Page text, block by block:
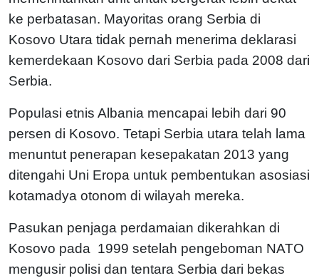
ke perbatasan. Mayoritas orang Serbia di
Kosovo Utara tidak pernah menerima deklarasi
kemerdekaan Kosovo dari Serbia pada 2008 dari
Serbia.
Populasi etnis Albania mencapai lebih dari 90
persen di Kosovo. Tetapi Serbia utara telah lama
menuntut penerapan kesepakatan 2013 yang
ditengahi Uni Eropa untuk pembentukan asosiasi
kotamadya otonom di wilayah mereka.
Pasukan penjaga perdamaian dikerahkan di
Kosovo pada 1999 setelah pengeboman NATO
mengusir polisi dan tentara Serbia dari bekas